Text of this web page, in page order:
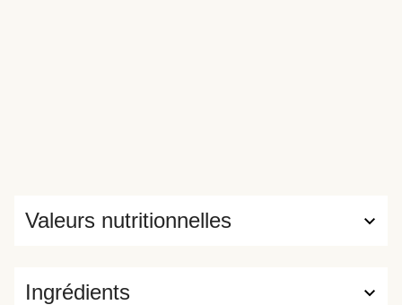
Ingrédients
Valeurs nutritionnelles